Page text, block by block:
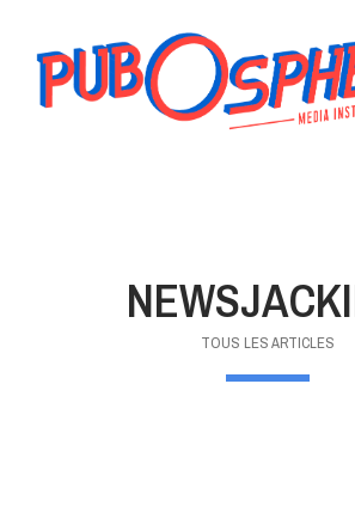
TOUS LES ARTICLES